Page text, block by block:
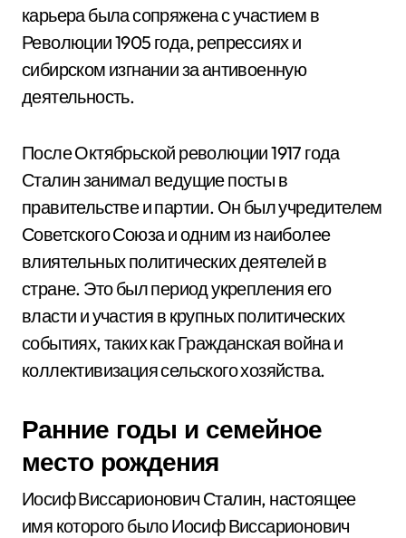
карьера была сопряжена с участием в
Революции 1905 года, репрессиях и
сибирском изгнании за антивоенную
деятельность.
После Октябрьской революции 1917 года
Сталин занимал ведущие посты в
правительстве и партии. Он был учредителем
Советского Союза и одним из наиболее
влиятельных политических деятелей в
стране. Это был период укрепления его
власти и участия в крупных политических
событиях, таких как Гражданская война и
коллективизация сельского хозяйства.
Ранние годы и семейное
место рождения
Иосиф Виссарионович Сталин, настоящее
имя которого было Иосиф Виссарионович